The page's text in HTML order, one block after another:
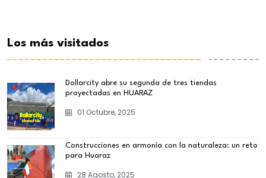
Los más visitados
Dollarcity abre su segunda de tres tiendas
proyectadas en HUARAZ
01 Octubre, 2025
Construcciones en armonía con la naturaleza: un reto
para Huaraz
28 Agosto, 2025